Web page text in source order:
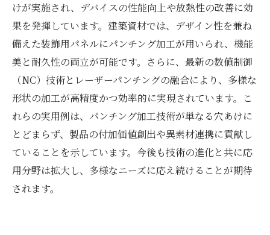
けが実施され、デバイスの性能向上や放熱性の改善に効
果を発揮しています。建築資材では、デザイン性を兼ね
備えた装飾用パネルにパンチング加工が用いられ、機能
美と耐久性の両立が可能です。さらに、最新の数値制御
（NC）技術とレーザーパンチングの融合により、多様な
形状の加工が高精度かつ効率的に実現されています。こ
れらの実用例は、パンチング加工技術が単なる穴あけに
とどまらず、製品の付加価値創出や異素材連携に貢献し
ていることを示しています。今後も技術の進化と共に応
用分野は拡大し、多様なニーズに応え続けることが期待
されます。